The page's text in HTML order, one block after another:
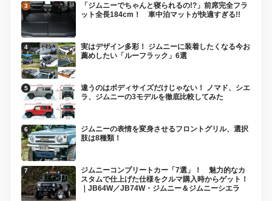
「ジムニーでちゃんと寝られるの!?」前席完全フラ
ット全長184cm！ 車中泊マットが快適すぎる!!
実はデザイン多彩！ ジムニーに装着したくなる今お
薦めしたい「ルーフラック」6選
違うのはボディサイズだけじゃない！ ノマド、シエ
ラ、ジムニーの3モデルを徹底比較してみた
ジムニーの表情を変身させるフロントグリル、選択
肢は8種類！
ジムニーコンプリートカー「7選」！ 魅力的なカ
スタムで仕上げた仕様をクルマ購入時からゲット！
｜JB64W／JB74W・ジムニー＆ジムニーシエラ